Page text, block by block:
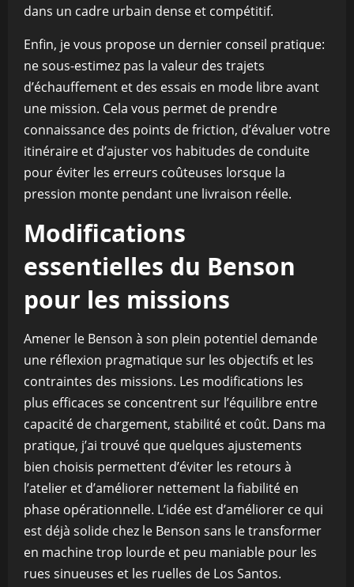
dans un cadre urbain dense et compétitif.
Enfin, je vous propose un dernier conseil pratique:
ne sous-estimez pas la valeur des trajets
d’échauffement et des essais en mode libre avant
une mission. Cela vous permet de prendre
connaissance des points de friction, d’évaluer votre
itinéraire et d’ajuster vos habitudes de conduite
pour éviter les erreurs coûteuses lorsque la
pression monte pendant une livraison réelle.
Modifications
essentielles du Benson
pour les missions
Amener le Benson à son plein potentiel demande
une réflexion pragmatique sur les objectifs et les
contraintes des missions. Les modifications les
plus efficaces se concentrent sur l’équilibre entre
capacité de chargement, stabilité et coût. Dans ma
pratique, j’ai trouvé que quelques ajustements
bien choisis permettent d’éviter les retours à
l’atelier et d’améliorer nettement la fiabilité en
phase opérationnelle. L’idée est d’améliorer ce qui
est déjà solide chez le Benson sans le transformer
en machine trop lourde et peu maniable pour les
rues sinueuses et les ruelles de Los Santos.